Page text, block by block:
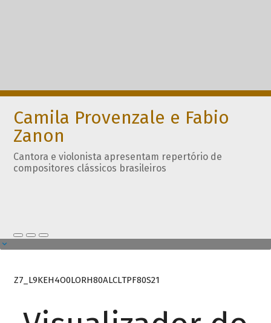
Camila Provenzale e Fabio
Zanon
Cantora e violonista apresentam repertório de
compositores clássicos brasileiros
Z7_L9KEH4O0LORH80ALCLTPF80S21